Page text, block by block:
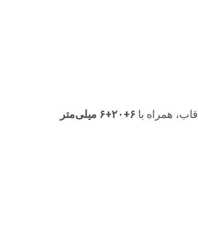
قاب، همراه با ۶+۲۰+۶ میلی‌متر